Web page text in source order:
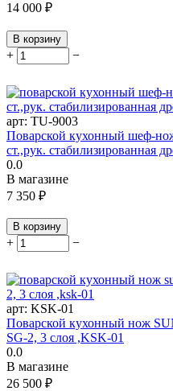
14 000 ₽
В корзину
+ −
арт: TU-9003
Поварской кухонный шеф-
ст.,рук. стабилизированная
0.0
В магазине
7 350 ₽
В корзину
+ −
арт: KSK-01
Поварской кухонный нож
SG-2, 3 слоя ,KSK-01
0.0
В магазине
26 500 ₽